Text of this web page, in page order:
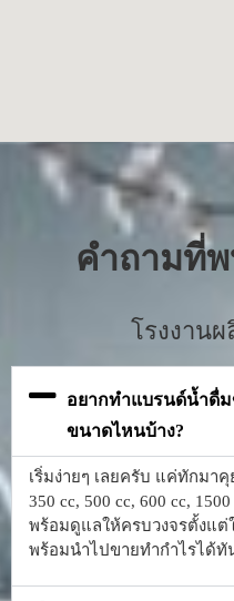
คำถามที่
โรงงาน
อยากทำแบรนด์น้ำดื่ม
ขนาดไหนบ้าง?
เริ่มง่ายๆ เลยครับ แค่ทักมา
350 cc, 500 cc, 600 cc,
พร้อมดูแลให้ครบวงจรตั้งแต่
พร้อมนำไปขายทำกำไรได้ทั